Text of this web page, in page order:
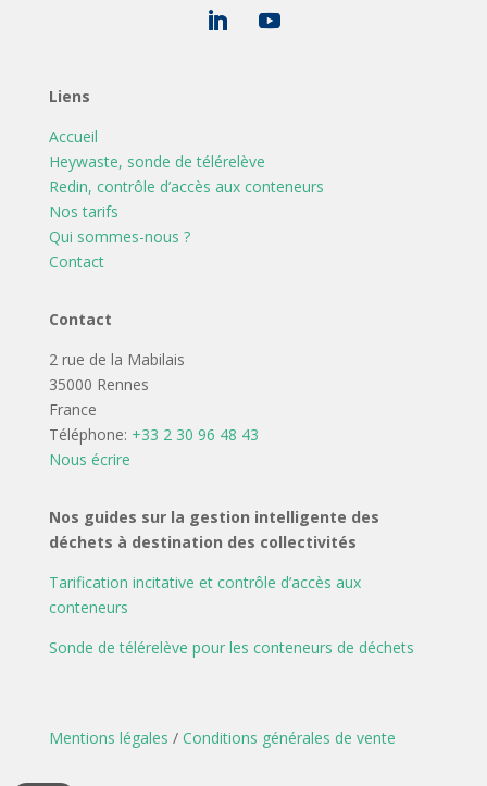
Liens
Accueil
Heywaste, sonde de télérelève
Redin, contrôle d’accès aux conteneurs
Nos tarifs
Qui sommes-nous ?
Contact
Contact
2 rue de la Mabilais
35000 Rennes
France
Téléphone: +33 2 30 96 48 43
Nous écrire
Nos guides sur la gestion intelligente des
déchets à destination des collectivités
Tarification incitative et contrôle d’accès aux
conteneurs
Sonde de télérelève pour les conteneurs de déchets
Mentions légales / Conditions générales de vente